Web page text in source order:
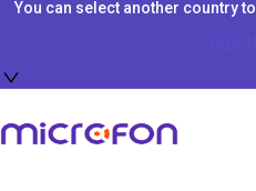
You can select another country